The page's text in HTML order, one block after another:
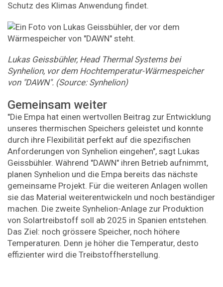
Schutz des Klimas Anwendung findet.
Lukas Geissbühler, Head Thermal Systems bei
Synhelion, vor dem Hochtemperatur-Wärmespeicher
von "DAWN". (Source: Synhelion)
Gemeinsam weiter
"Die Empa hat einen wertvollen Beitrag zur Entwicklung
unseres thermischen Speichers geleistet und konnte
durch ihre Flexibilität perfekt auf die spezifischen
Anforderungen von Synhelion eingehen", sagt Lukas
Geissbühler. Während "DAWN" ihren Betrieb aufnimmt,
planen Synhelion und die Empa bereits das nächste
gemeinsame Projekt. Für die weiteren Anlagen wollen
sie das Material weiterentwickeln und noch beständiger
machen. Die zweite Synhelion-Anlage zur Produktion
von Solartreibstoff soll ab 2025 in Spanien entstehen.
Das Ziel: noch grössere Speicher, noch höhere
Temperaturen. Denn je höher die Temperatur, desto
effizienter wird die Treibstoffherstellung.